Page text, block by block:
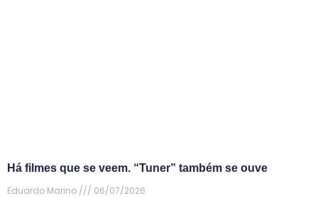
Há filmes que se veem. “Tuner” também se ouve
Eduardo Marino
06/07/2026